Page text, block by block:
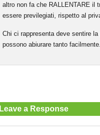
altro non fa che RALLENTARE il
essere previlegiati, rispetto al
Chi ci rappresenta deve sentire
possono abiurare tanto facilmente.
Leave a Response